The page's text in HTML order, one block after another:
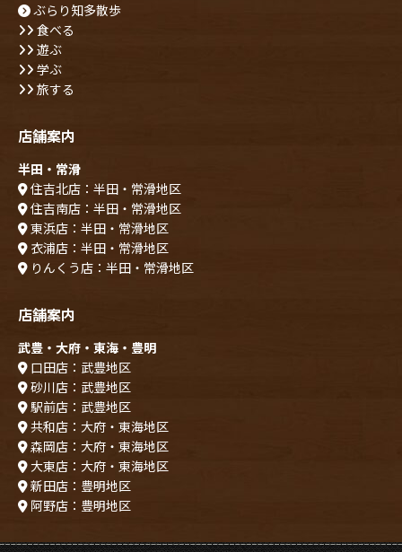
ぶらり知多散歩
食べる
遊ぶ
学ぶ
旅する
店舗案内
半田・常滑
住吉北店：半田・常滑地区
住吉南店：半田・常滑地区
東浜店：半田・常滑地区
衣浦店：半田・常滑地区
りんくう店：半田・常滑地区
店舗案内
武豊・大府・東海・豊明
口田店：武豊地区
砂川店：武豊地区
駅前店：武豊地区
共和店：大府・東海地区
森岡店：大府・東海地区
大東店：大府・東海地区
新田店：豊明地区
阿野店：豊明地区